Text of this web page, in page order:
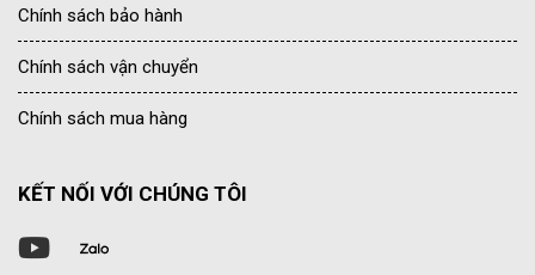
Chính sách bảo hành
Chính sách vận chuyển
Chính sách mua hàng
KẾT NỐI VỚI CHÚNG TÔI